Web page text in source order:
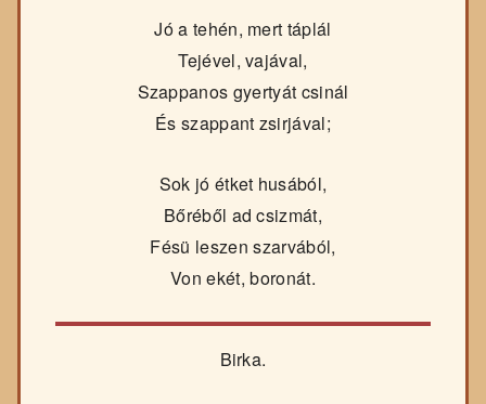
Jó a tehén, mert táplál
Tejével, vajával,
Szappanos gyertyát csinál
És szappant zsirjával;
Sok jó étket husából,
Bőréből ad csizmát,
Fésü leszen szarvából,
Von ekét, boronát.
Birka.